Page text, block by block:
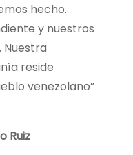
hecho.
y nuestros
Nuestra
reside
venezolano”
Ruiz